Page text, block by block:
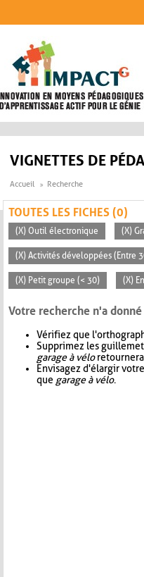
VIGNETTES DE
Accueil Recherche
TOUTES LES FICHES (0)
(X) Outil électronique (X)
(X) Activités développées (Entre
(X) Petit groupe (< 30) (X)
Votre recherche n'a
Vérifiez que
Supprimez les
garage à véloretournera
Envisagez d'élargir
que garage à vélo.